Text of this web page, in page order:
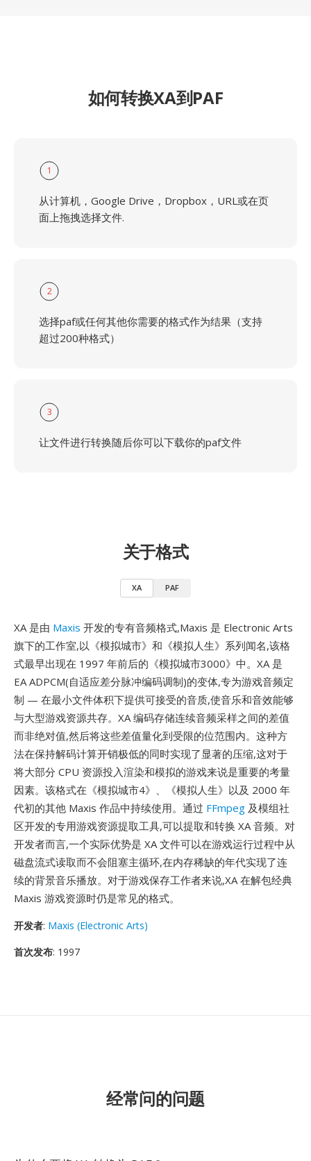
如何转换XA到PAF
1
从计算机，Google Drive，Dropbox，URL或在页
面上拖拽选择文件.
2
选择paf或任何其他你需要的格式作为结果（支持
超过200种格式）
3
让文件进行转换随后你可以下载你的paf文件
关于格式
XA PAF
XA 是由 Maxis 开发的专有音频格式,Maxis 是 Electronic Arts
旗下的工作室,以《模拟城市》和《模拟人生》系列闻名,该格
式最早出现在 1997 年前后的《模拟城市3000》中。XA 是
EA ADPCM(自适应差分脉冲编码调制)的变体,专为游戏音频定
制 — 在最小文件体积下提供可接受的音质,使音乐和音效能够
与大型游戏资源共存。XA 编码存储连续音频采样之间的差值
而非绝对值,然后将这些差值量化到受限的位范围内。这种方
法在保持解码计算开销极低的同时实现了显著的压缩,这对于
将大部分 CPU 资源投入渲染和模拟的游戏来说是重要的考量
因素。该格式在《模拟城市4》、《模拟人生》以及 2000 年
代初的其他 Maxis 作品中持续使用。通过 FFmpeg 及模组社
区开发的专用游戏资源提取工具,可以提取和转换 XA 音频。对
开发者而言,一个实际优势是 XA 文件可以在游戏运行过程中从
磁盘流式读取而不会阻塞主循环,在内存稀缺的年代实现了连
续的背景音乐播放。对于游戏保存工作者来说,XA 在解包经典
Maxis 游戏资源时仍是常见的格式。
开发者: Maxis (Electronic Arts)
首次发布: 1997
经常问的问题